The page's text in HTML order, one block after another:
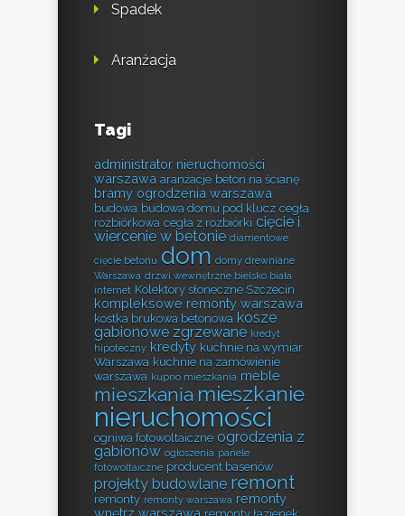
Spadek
Aranżacja
Tagi
administrator nieruchomości
warszawa aranżacje beton na ścianę
bramy ogrodzenia warszawa
budowa budowa domu pod klucz cegła
rozbiórkowa cegła z rozbiórki cięcie i
wiercenie w betonie diamentowe
cięcie betonu dom domy drewniane
Warszawa drzwi wewnętrzne bielsko biała
internet Kolektory słoneczne Szczecin
kompleksowe remonty warszawa
kostka brukowa betonowa kosze
gabionowe zgrzewane kredyt
hipoteczny kredyty kuchnie na wymiar
Warszawa kuchnie na zamówienie
warszawa kupno mieszkania meble
mieszkania mieszkanie
nieruchomości
ogniwa fotowoltaiczne ogrodzenia z
gabionów ogłoszenia panele
fotowoltaiczne producent basenów
projekty budowlane remont
remonty remonty warszawa remonty